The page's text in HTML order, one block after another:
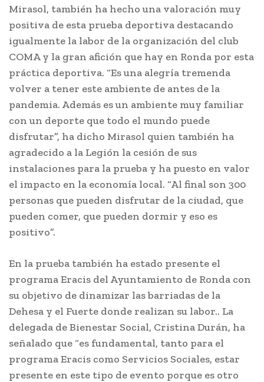
Mirasol, también ha hecho una valoración muy
positiva de esta prueba deportiva destacando
igualmente la labor de la organización del club
COMA y la gran afición que hay en Ronda por esta
práctica deportiva. “Es una alegría tremenda
volver a tener este ambiente de antes de la
pandemia. Además es un ambiente muy familiar
con un deporte que todo el mundo puede
disfrutar”, ha dicho Mirasol quien también ha
agradecido a la Legión la cesión de sus
instalaciones para la prueba y ha puesto en valor
el impacto en la economía local. “Al final son 300
personas que pueden disfrutar de la ciudad, que
pueden comer, que pueden dormir y eso es
positivo”.
En la prueba también ha estado presente el
programa Eracis del Ayuntamiento de Ronda con
su objetivo de dinamizar las barriadas de la
Dehesa y el Fuerte donde realizan su labor.. La
delegada de Bienestar Social, Cristina Durán, ha
señalado que “es fundamental, tanto para el
programa Eracis como Servicios Sociales, estar
presente en este tipo de evento porque es otro